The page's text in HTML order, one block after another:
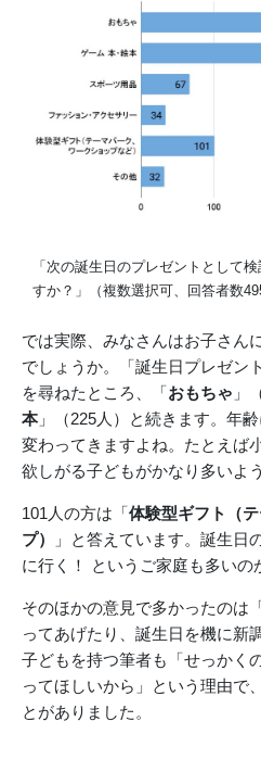
「次の誕生日のプレゼントとして
すか？」（複数選択可、回答者数
では実際、みなさんはお子さん
でしょうか。「誕生日プレゼン
を尋ねたところ、「おもちゃ 」
本」（225人）と続きます。年
変わってきますよね。たとえば
欲しがる子どもがかなり多いよ
101人の方は「体験型ギフト（
プ）
」と答えています。誕生日
に行く！ というご家庭も多いの
そのほかの意見で多かったのは
ってあげたり、誕生日を機に新
子どもを持つ筆者も「せっかく
ってほしいから」という理由で
とがありました。